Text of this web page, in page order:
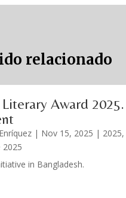
relacionado
Award 2025.
| Nov 15, 2025 | 2025,
2025
in Bangladesh.